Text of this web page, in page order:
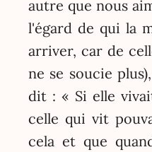
autre que nous
l'égard de qui la
arriver, car de
ne se soucie
dit : « Si elle
celle qui vit
cela et que